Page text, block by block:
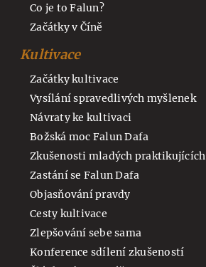
Co je to Falun?
Začátky v Číně
Kultivace
Začátky kultivace
Vysílání spravedlivých myšlenek
Návraty ke kultivaci
Božská moc Falun Dafa
Zkušenosti mladých praktikujících
Zastání se Falun Dafa
Objasňování pravdy
Cesty kultivace
Zlepšování sebe sama
Konference sdílení zkušeností